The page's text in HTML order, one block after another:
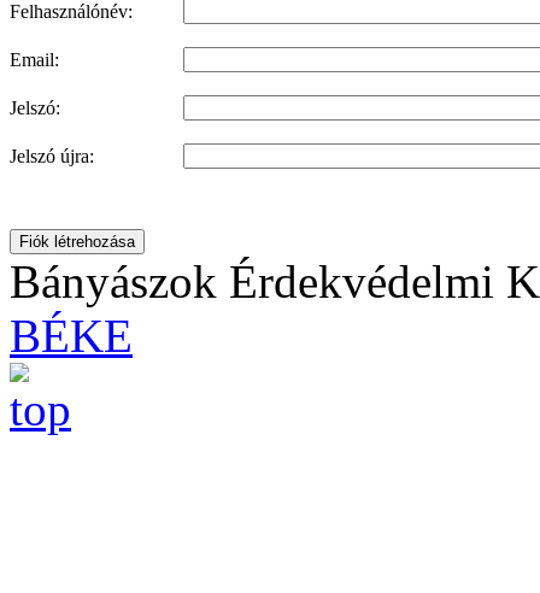
Felhasználónév:
Email:
Jelszó:
Jelszó újra:
Fiók létrehozása
Bányászok Érdekvédelmi
BÉKE